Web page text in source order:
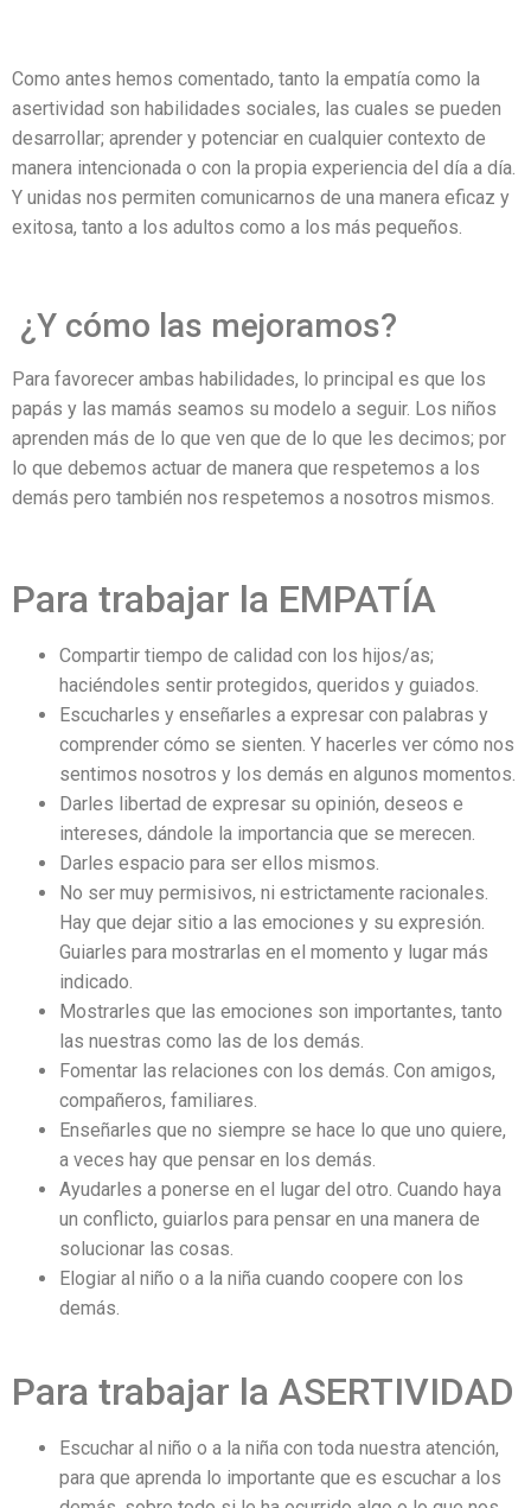
Como antes hemos comentado, tanto la empatía como la
asertividad son habilidades sociales, las cuales se pueden
desarrollar; aprender y potenciar en cualquier contexto de
manera intencionada o con la propia experiencia del día a día.
Y unidas nos permiten comunicarnos de una manera eficaz y
exitosa, tanto a los adultos como a los más pequeños.
¿Y cómo las mejoramos?
Para favorecer ambas habilidades, lo principal es que los
papás y las mamás seamos su modelo a seguir. Los niños
aprenden más de lo que ven que de lo que les decimos; por
lo que debemos actuar de manera que respetemos a los
demás pero también nos respetemos a nosotros mismos.
Para trabajar la EMPATÍA
Compartir tiempo de calidad con los hijos/as;
haciéndoles sentir protegidos, queridos y guiados.
Escucharles y enseñarles a expresar con palabras y
comprender cómo se sienten. Y hacerles ver cómo nos
sentimos nosotros y los demás en algunos momentos.
Darles libertad de expresar su opinión, deseos e
intereses, dándole la importancia que se merecen.
Darles espacio para ser ellos mismos.
No ser muy permisivos, ni estrictamente racionales.
Hay que dejar sitio a las emociones y su expresión.
Guiarles para mostrarlas en el momento y lugar más
indicado.
Mostrarles que las emociones son importantes, tanto
las nuestras como las de los demás.
Fomentar las relaciones con los demás. Con amigos,
compañeros, familiares.
Enseñarles que no siempre se hace lo que uno quiere,
a veces hay que pensar en los demás.
Ayudarles a ponerse en el lugar del otro. Cuando haya
un conflicto, guiarlos para pensar en una manera de
solucionar las cosas.
Elogiar al niño o a la niña cuando coopere con los
demás.
Para trabajar la ASERTIVIDAD
Escuchar al niño o a la niña con toda nuestra atención,
para que aprenda lo importante que es escuchar a los